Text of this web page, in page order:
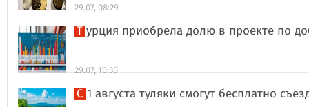
29.07, 08:29
Турция приобрела долю в проекте по
29.07, 10:30
С 1 августа туляки смогут бесплатно